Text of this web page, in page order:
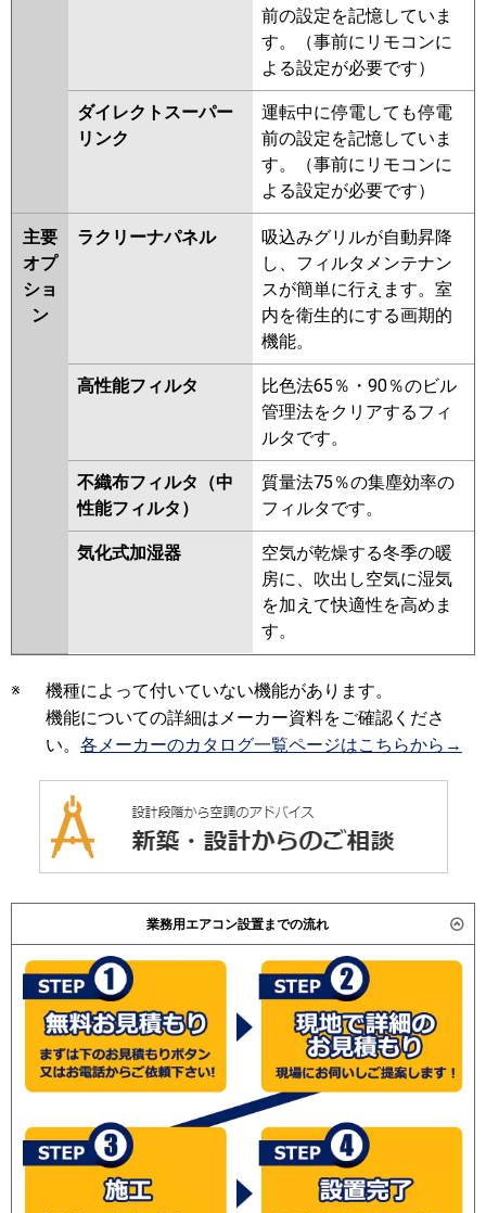
前の設定を記憶していま
す。（事前にリモコンに
よる設定が必要です）
ダイレクトスーパー
リンク
運転中に停電しても停電
前の設定を記憶していま
す。（事前にリモコンに
よる設定が必要です）
主要
オプ
ショ
ン
ラクリーナパネル
吸込みグリルが自動昇降
し、フィルタメンテナン
スが簡単に行えます。室
内を衛生的にする画期的
機能。
高性能フィルタ
比色法65％・90％のビル
管理法をクリアするフィ
ルタです。
不織布フィルタ（中
性能フィルタ）
質量法75％の集塵効率の
フィルタです。
気化式加湿器
空気が乾燥する冬季の暖
房に、吹出し空気に湿気
を加えて快適性を高めま
す。
※
機種によって付いていない機能があります。
機能についての詳細はメーカー資料をご確認くださ
い。 各メーカーのカタログ一覧ページはこちらから→
業務用エアコン設置までの流れ